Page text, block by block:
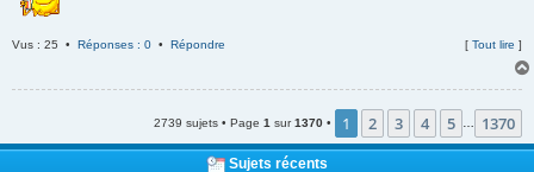
Vus : 25 • Réponses : 0 • Répondre [ Tout lire ]
2739 sujets • Page 1 sur1370 • 1 2 3 4 5 1370
Sujets récents